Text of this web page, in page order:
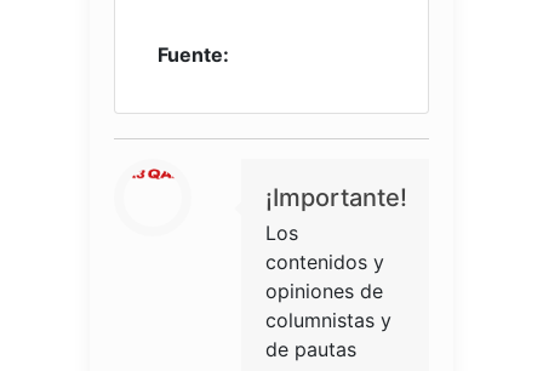
Fuente:
¡Importante!
Los
contenidos y
opiniones de
columnistas y
de pautas